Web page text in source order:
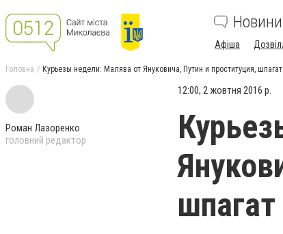
Новини
Афіша
Головна Курьезы недели: Малява от Януковича, Путин и проституция,
Роман Лазоренко
головний редактор
12:00, 2 жовтня 2016 р.